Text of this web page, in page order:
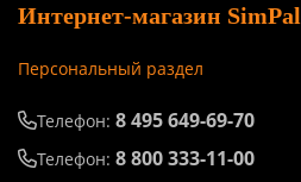
Интернет-магазин SimPal
Персональный раздел
Телефон: 8 495 649-69-70
Телефон: 8 800 333-11-00